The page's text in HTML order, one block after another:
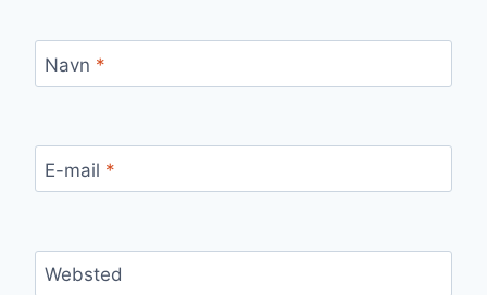
Navn *
E-mail *
Websted